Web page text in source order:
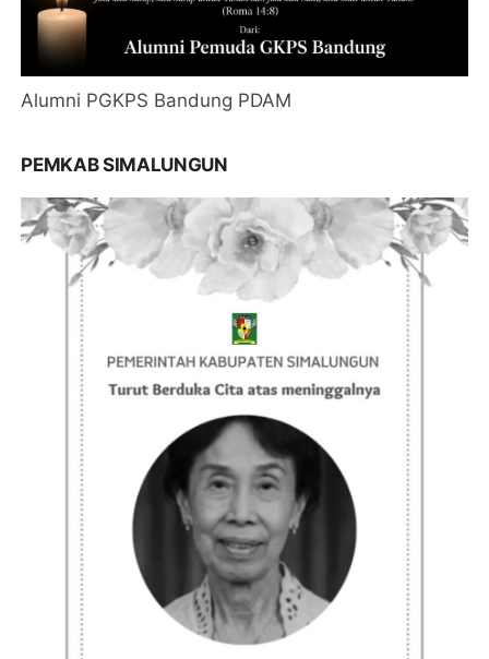
Alumni PGKPS Bandung PDAM
PEMKAB SIMALUNGUN